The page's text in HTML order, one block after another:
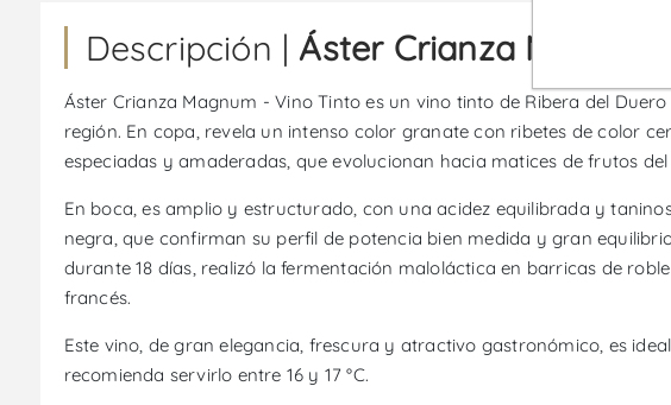
Descripción |Áster Crianza Magnum
Áster Crianza Magnum - Vino Tinto es un vino tinto de Ribera del
región. En copa, revela un intenso color granate con ribetes de color
especiadas y amaderadas, que evolucionan hacia matices de frutos
En boca, es amplio y estructurado, con una acidez equilibrada y
negra, que confirman su perfil de potencia bien medida y gran
durante 18 días, realizó la fermentación maloláctica en barricas de
francés.
Este vino, de gran elegancia, frescura y atractivo gastronómico, es
recomienda servirlo entre 16 y 17 °C.